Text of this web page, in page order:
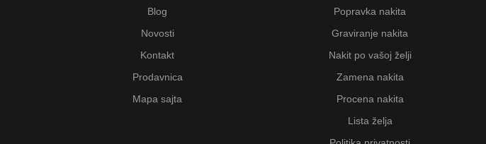
Blog
Novosti
Kontakt
Prodavnica
Mapa sajta
Popravka nakita
Graviranje nakita
Nakit po vašoj želji
Zamena nakita
Procena nakita
Lista želja